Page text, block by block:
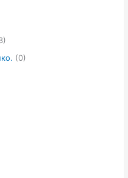
(0)